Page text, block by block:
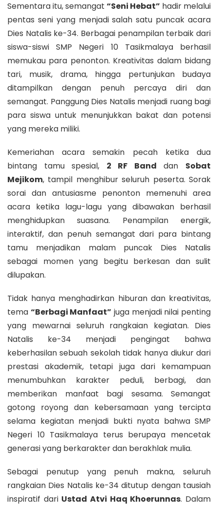
Sementara itu, semangat “Seni Hebat” hadir melalui
pentas seni yang menjadi salah satu puncak acara
Dies Natalis ke-34. Berbagai penampilan terbaik dari
siswa-siswi SMP Negeri 10 Tasikmalaya berhasil
memukau para penonton. Kreativitas dalam bidang
tari, musik, drama, hingga pertunjukan budaya
ditampilkan dengan penuh percaya diri dan
semangat. Panggung Dies Natalis menjadi ruang bagi
para siswa untuk menunjukkan bakat dan potensi
yang mereka miliki.
Kemeriahan acara semakin pecah ketika dua
bintang tamu spesial, 2 RF Band dan Sobat
Mejikom, tampil menghibur seluruh peserta. Sorak
sorai dan antusiasme penonton memenuhi area
acara ketika lagu-lagu yang dibawakan berhasil
menghidupkan suasana. Penampilan energik,
interaktif, dan penuh semangat dari para bintang
tamu menjadikan malam puncak Dies Natalis
sebagai momen yang begitu berkesan dan sulit
dilupakan.
Tidak hanya menghadirkan hiburan dan kreativitas,
tema “Berbagi Manfaat” juga menjadi nilai penting
yang mewarnai seluruh rangkaian kegiatan. Dies
Natalis ke-34 menjadi pengingat bahwa
keberhasilan sebuah sekolah tidak hanya diukur dari
prestasi akademik, tetapi juga dari kemampuan
menumbuhkan karakter peduli, berbagi, dan
memberikan manfaat bagi sesama. Semangat
gotong royong dan kebersamaan yang tercipta
selama kegiatan menjadi bukti nyata bahwa SMP
Negeri 10 Tasikmalaya terus berupaya mencetak
generasi yang berkarakter dan berakhlak mulia.
Sebagai penutup yang penuh makna, seluruh
rangkaian Dies Natalis ke-34 ditutup dengan tausiah
inspiratif dari Ustad Atvi Haq Khoerunnas. Dalam